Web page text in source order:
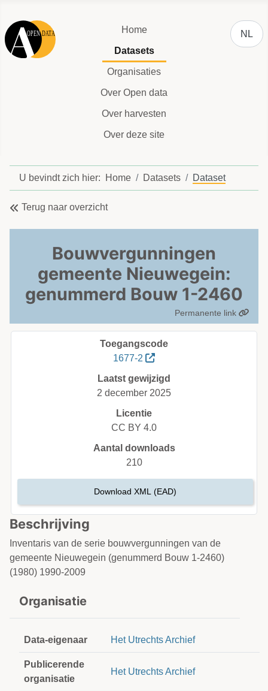
Home
Datasets
Organisaties
Over Open data
Over harvesten
Over deze site
NL
U bevindt zich hier: Home Datasets Dataset
Terug naar overzicht
Bouwvergunningen
gemeente Nieuwegein:
genummerd Bouw 1-2460
Permanente link
Beschrijving
Inventaris van de serie bouwvergunningen van de
gemeente Nieuwegein (genummerd Bouw 1-2460)
(1980) 1990-2009
Organisatie
Data-eigenaar Het Utrechts Archief
Publicerende
organisatie
Het Utrechts Archief
Toegangscode
1677-2
Laatst gewijzigd
2 december 2025
Licentie
CC BY 4.0
Aantal downloads
210
Download XML (EAD)